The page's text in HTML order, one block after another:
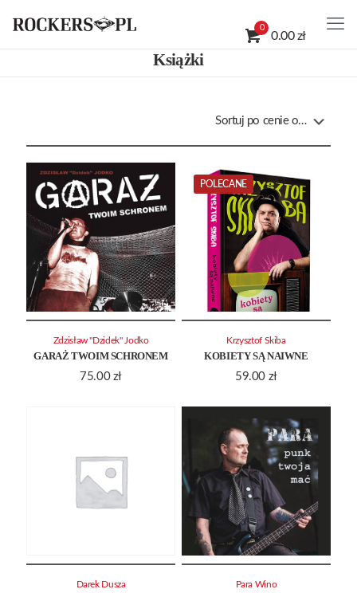
0
0.00 zł
Książki
GARAŻ TWOIM SCHRONEM
75.00 zł
Zdzisław "Dzidek" Jodko
POLECANE
KOBIETY SĄ NAIWNE
59.00 zł
Krzysztof Skiba
Darek Dusza Para Wino